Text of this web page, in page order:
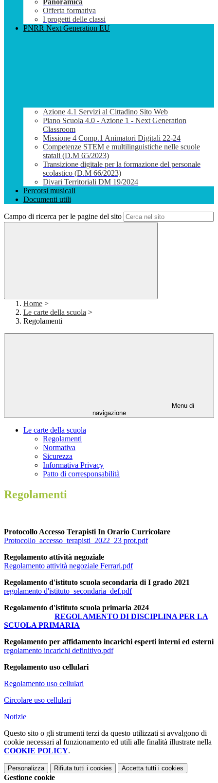
Panoramica
Offerta formativa
I progetti delle classi
PNRR Next Generation EU
Azione 4.1 Servizi al Cittadino Sito Web
Piano Scuola 4.0 - Azione 1 - Next Generation
Classroom
Missione 4 Comp.1 Animatori Digitali 22-24
Competenze STEM e multilinguistiche nelle scuole
statali (D.M 65/2023)
Transizione digitale per la formazione del personale
scolastico (D.M 66/2023)
Divari Territoriali DM 19/2024
Percorsi musicali
Documenti utili
Campo di ricerca per le pagine del sito
Home >
Le carte della scuola >
Regolamenti
Menu di
navigazione
Le carte della scuola
Regolamenti
Normativa
Sicurezza
Informativa Privacy
Patto di corresponsabilità
Regolamenti
Protocollo Accesso Terapisti In Orario Curricolare
Protocollo_accesso_terapisti_2022_23 prot.pdf
Regolamento attività negoziale
Regolamento attività negoziale Ferrari.pdf
Regolamento d'istituto scuola secondaria di I grado 2021
regolamento d'istituto_secondaria_def.pdf
Regolamento d'istituto scuola primaria 2024
REGOLAMENTO DI DISCIPLINA PER LA
SCUOLA PRIMARIA
Regolamento per affidamento incarichi esperti interni ed esterni
regolamento incarichi definitivo.pdf
Regolamento uso cellulari
Regolamento uso cellulari
Circolare uso cellulari
Notizie
Questo sito o gli strumenti terzi da questo utilizzati si avvalgono di
cookie necessari al funzionamento ed utili alle finalità illustrate nella
COOKIE POLICY.
Personalizza Rifiuta tutti i cookies Accetta tutti i cookies
Gestione cookie